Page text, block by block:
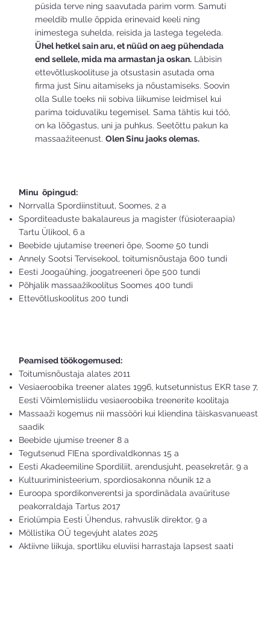
püsida terve ning saavutada parim vorm. Samuti
meeldib mulle õppida erinevaid keeli ning
inimestega suhelda, reisida ja lastega tegeleda.
Ühel hetkel sain aru, et nüüd on aeg pühendada
end sellele, mida ma armastan ja oskan.Läbisin
ettevõtluskoolituse ja otsustasin asutada oma
firma just Sinu aitamiseks ja nõustamiseks. Soovin
olla Sulle toeks nii sobiva liikumise leidmisel kui
parima toiduvaliku tegemisel. Sama tähtis kui töö,
on ka lõõgastus, uni ja puhkus. Seetõttu pakun ka
massaažiteenust. Olen Sinu jaoks olemas.
Minu õpingud:
Norrvalla Spordiinstituut, Soomes, 2 a
Sporditeaduste bakalaureus ja magister (füsioteraapia)
Tartu Ülikool, 6 a
Beebide ujutamise treeneri õpe, Soome 50 tundi
Annely Sootsi Tervisekool, toitumisnõustaja 600 tundi
Eesti Joogaühing, joogatreeneri õpe 500 tundi
Põhjalik massaažikoolitus Soomes 400 tundi
Ettevõtluskoolitus 200 tundi
Peamised töökogemused:
Toitumisnõustaja alates 2011
Vesiaeroobika treener alates 1996, kutsetunnistus EKR tase 7,
Eesti Võimlemisliidu vesiaeroobika treenerite koolitaja
Massaaži kogemus nii massööri kui kliendina täiskasvanueast
saadik
Beebide ujumise treener 8 a
Tegutsenud FIEna spordivaldkonnas 15 a
Eesti Akadeemiline Spordiliit, arendusjuht, peasekretär, 9 a
Kultuuriministeerium, spordiosakonna nõunik 12 a
Euroopa spordikonverentsi ja spordinädala avaürituse
peakorraldaja Tartus 2017
Eriolümpia Eesti Ühendus, rahvuslik direktor, 9 a
Möllistika OÜ tegevjuht alates 2025
Aktiivne liikuja, sportliku eluviisi harrastaja lapsest saati